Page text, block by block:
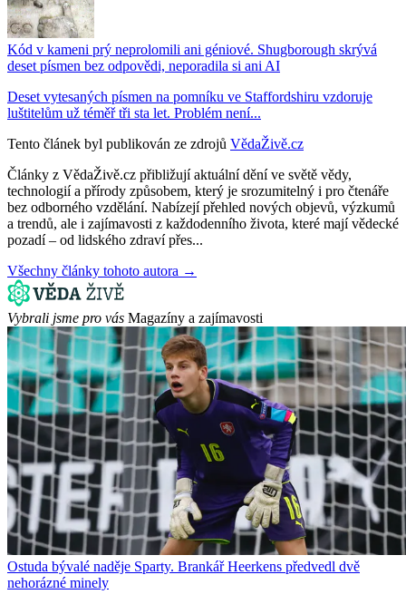
Kód v kameni prý neprolomili ani géniové. Shugborough skrývá
deset písmen bez odpovědi, neporadila si ani AI
Deset vytesaných písmen na pomníku ve Staffordshiru vzdoruje
luštitelům už téměř tři sta let. Problém není...
Tento článek byl publikován ze zdrojů VědaŽivě.cz
Články z VědaŽivě.cz přibližují aktuální dění ve světě vědy,
technologií a přírody způsobem, který je srozumitelný i pro čtenáře
bez odborného vzdělání. Nabízejí přehled nových objevů, výzkumů
a trendů, ale i zajímavosti z každodenního života, které mají vědecké
pozadí – od lidského zdraví přes...
Všechny články tohoto autora →
Vybrali jsme pro vás Magazíny a zajímavosti
Ostuda bývalé naděje Sparty. Brankář Heerkens předvedl dvě
nehorázné minely